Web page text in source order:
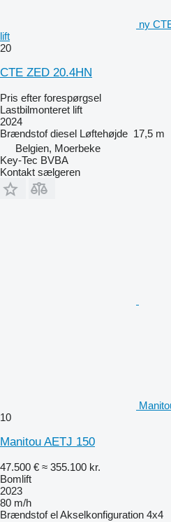
ny
lift
20
CTE ZED 20.4HN
Pris efter forespørgsel
Lastbilmonteret lift
2024
Brændstof diesel Løftehøjde 17,5 m
Belgien, Moerbeke
Key-Tec BVBA
Kontakt sælgeren
10
Manitou AETJ 150
47.500 € ≈ 355.100 kr.
Bomlift
2023
80 m/h
Brændstof elAkselkonfiguration 4x4